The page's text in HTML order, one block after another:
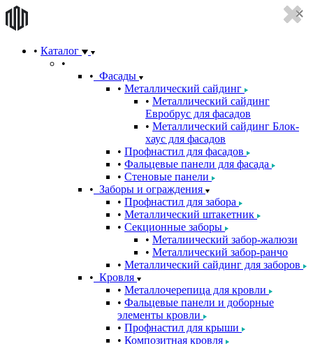
Каталог
Фасады
Металлический сайдинг
Металлический сайдинг
Евробрус для фасадов
Металлический сайдинг Блок-
хаус для фасадов
Профнастил для фасадов
Фальцевые панели для фасада
Стеновые панели
Заборы и ограждения
Профнастил для забора
Металлический штакетник
Секционные заборы
Металиический забор-жалюзи
Металлический забор-ранчо
Металлический сайдинг для заборов
Кровля
Металлочерепица для кровли
Фальцевые панели и доборные
элементы кровли
Профнастил для крыши
Композитная кровля